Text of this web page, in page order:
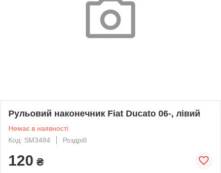
Рульовий наконечник Fiat Ducato 06-, лівий
Немає в наявності
Код: SM3484
Роздріб
120 ₴